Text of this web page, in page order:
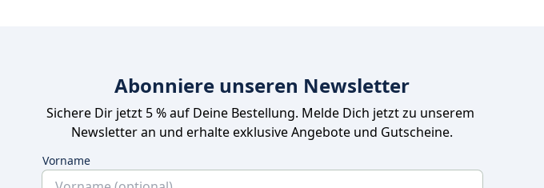
Abonniere unseren Newsletter
Sichere Dir jetzt 5 % auf Deine Bestellung. Melde Dich jetzt zu unserem
Newsletter an und erhalte exklusive Angebote und Gutscheine.
Vorname